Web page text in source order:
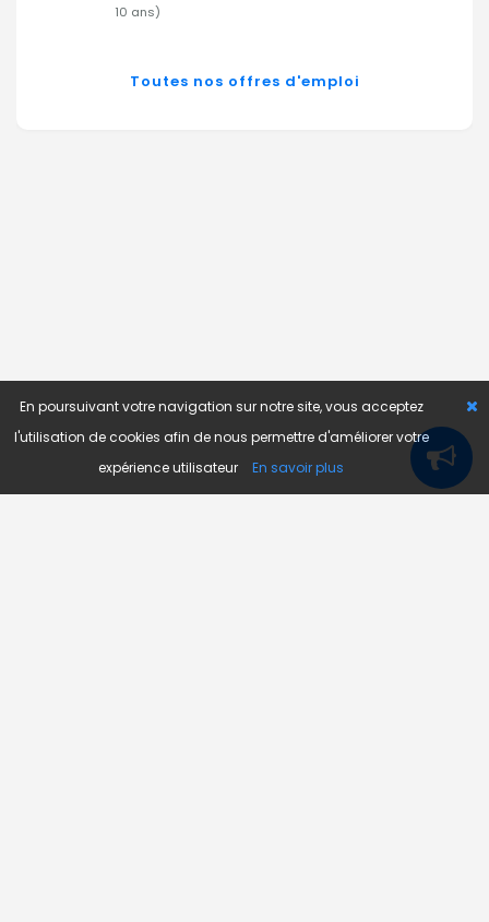
10 ans)
Toutes nos offres d'emploi
En poursuivant votre navigation sur notre site, vous acceptez
l'utilisation de cookies afin de nous permettre d'améliorer votre
expérience utilisateur
En savoir plus